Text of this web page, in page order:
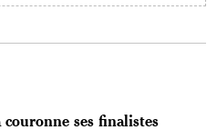
couronne ses finalistes